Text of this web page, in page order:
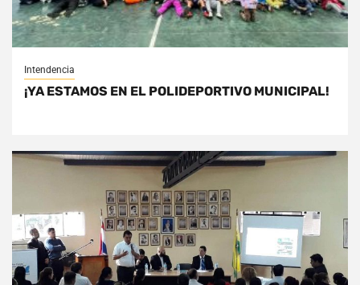
Intendencia
¡YA ESTAMOS EN EL POLIDEPORTIVO MUNICIPAL!